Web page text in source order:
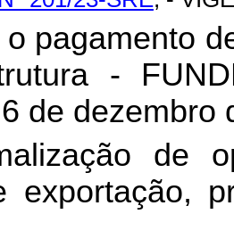
pagamento
-
de dezembro
de
exportação,